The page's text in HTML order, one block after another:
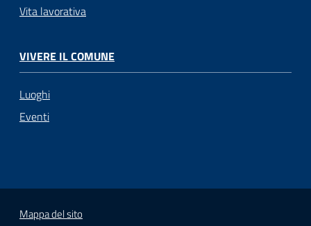
Vita lavorativa
VIVERE IL COMUNE
Luoghi
Eventi
Mappa del sito